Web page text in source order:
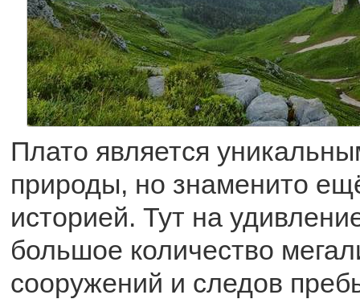
Плато является
природы, но знаменито
историей. Тут на
большое количество
сооружений и следов